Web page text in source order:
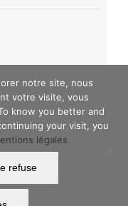
notre site, nous
votre visite, vous
know you better and
your visit, you
légales
refuse